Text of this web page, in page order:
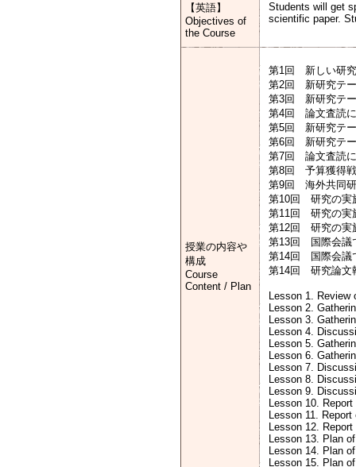
【英語】
Objectives of
the Course
Students will get
scientific paper.
授業の内容や
構成
Course
Content / Plan
第1回 新しい研究
第2回 新研究テー
第3回 新研究テー
第4回 論文査読
第5回 新研究テー
第6回 新研究テー
第7回 論文査読
第8回 予算獲得
第9回 海外共同研
第10回 研究の実
第11回 研究の実
第12回 研究の実
第13回 国際会議
第14回 国際会議
第14回 研究論文
Lesson 1. Review
Lesson 2.
Lesson 3.
Lesson 4.
Lesson 5.
Lesson 6.
Lesson 7.
Lesson 8.
Lesson 9.
Lesson 10.
Lesson 11.
Lesson 12.
Lesson 13. Plan
Lesson 14. Plan
Lesson 15. Plan